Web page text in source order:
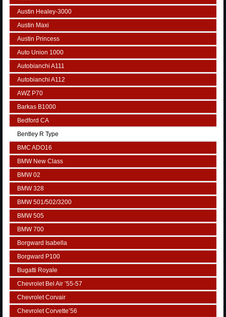
Austin Healey-3000
Austin Maxi
Austin Princess
Auto Union 1000
Autobianchi A111
Autobianchi A112
AWZ P70
Barkas B1000
Bedford CA
Bentley R Type
BMC ADO16
BMW New Class
BMW 02
BMW 328
BMW 501/502/3200
BMW 505
BMW 700
Borgward Isabella
Borgward P100
Bugatti Royale
Chevrolet Bel Air ’55-57
Chevrolet Corvair
Chevrolet Corvette’56